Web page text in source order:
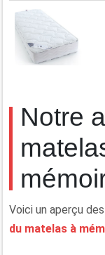
Notre
Voici un aperçu
du matelas à